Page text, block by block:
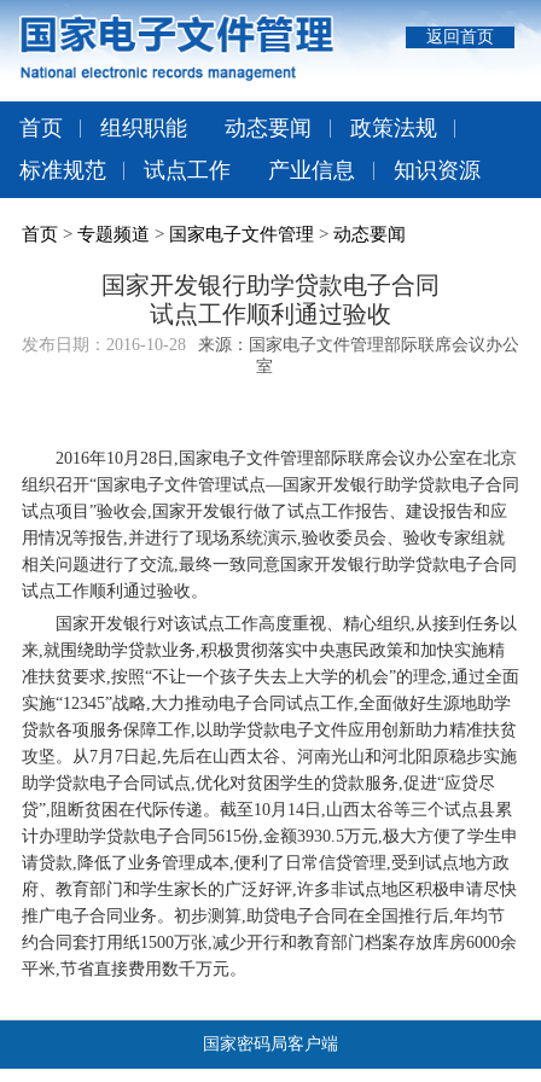
返回首页
首页 组织职能 动态要闻
政策法规
标准规范
试点工作 产业信息 知识资源
首页> 专题频道 > 国家电子文件管理 > 动态要闻
国家开发银行助学贷款电子合同
试点工作顺利通过验收
发布日期： 2016-10-28
来源：国家电子文件管理部际联席会议办公
室
2016年10月28日,国家电子文件管理部际联席会议办公室在北京
组织召开“国家电子文件管理试点—国家开发银行助学贷款电子合同
试点项目”验收会,国家开发银行做了试点工作报告、建设报告和应
用情况等报告,并进行了现场系统演示,验收委员会、验收专家组就
相关问题进行了交流,最终一致同意国家开发银行助学贷款电子合同
试点工作顺利通过验收。
国家开发银行对该试点工作高度重视、精心组织,从接到任务以
来,就围绕助学贷款业务,积极贯彻落实中央惠民政策和加快实施精
准扶贫要求,按照“不让一个孩子失去上大学的机会”的理念,通过全面
实施“12345”战略,大力推动电子合同试点工作,全面做好生源地助学
贷款各项服务保障工作,以助学贷款电子文件应用创新助力精准扶贫
攻坚。从7月7日起,先后在山西太谷、河南光山和河北阳原稳步实施
助学贷款电子合同试点,优化对贫困学生的贷款服务,促进“应贷尽
贷”,阻断贫困在代际传递。截至10月14日,山西太谷等三个试点县累
计办理助学贷款电子合同5615份,金额3930.5万元,极大方便了学生申
请贷款,降低了业务管理成本,便利了日常信贷管理,受到试点地方政
府、教育部门和学生家长的广泛好评,许多非试点地区积极申请尽快
推广电子合同业务。初步测算,助贷电子合同在全国推行后,年均节
约合同套打用纸1500万张,减少开行和教育部门档案存放库房6000余
平米,节省直接费用数千万元。
国家密码局客户端